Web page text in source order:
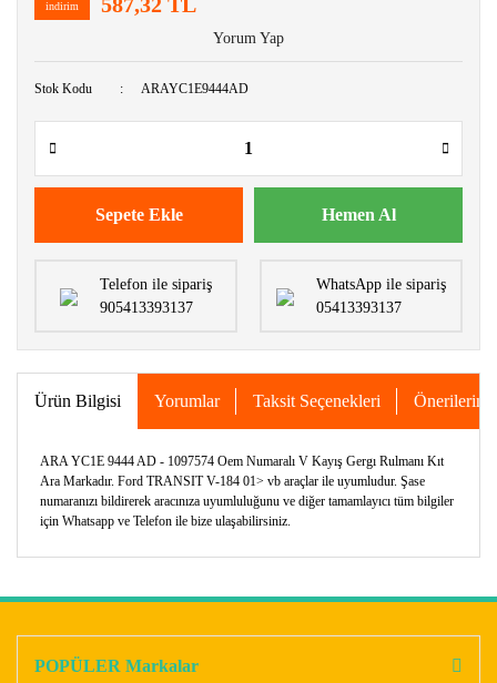
indirim
Yorum Yap
Stok Kodu ARAYC1E9444AD
Sepete Ekle Hemen Al
Telefon ile sipariş
905413393137
WhatsApp ile sipariş
05413393137
Ürün Bilgisi Yorumlar Taksit Seçenekleri Önerileriniz
ARA YC1E 9444 AD - 1097574 Oem Numaralı V Kayış Gergı Rulmanı Kıt
Ara Markadır. Ford TRANSIT V-184 01> vb araçlar ile uyumludur. Şase
numaranızı bildirerek aracınıza uyumluluğunu ve diğer tamamlayıcı tüm bilgiler
için Whatsapp ve Telefon ile bize ulaşabilirsiniz.
POPÜLER Markalar